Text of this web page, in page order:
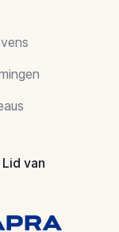
Lid van